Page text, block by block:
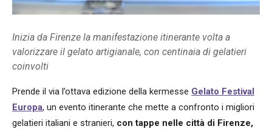
Inizia da Firenze la manifestazione itinerante volta a
valorizzare il gelato artigianale, con centinaia di gelatieri
coinvolti
Prende il via l’ottava edizione della kermesse Gelato Festival
Europa, un evento itinerante che mette a confronto i migliori
gelatieri italiani e stranieri, con tappe nelle città di Firenze,